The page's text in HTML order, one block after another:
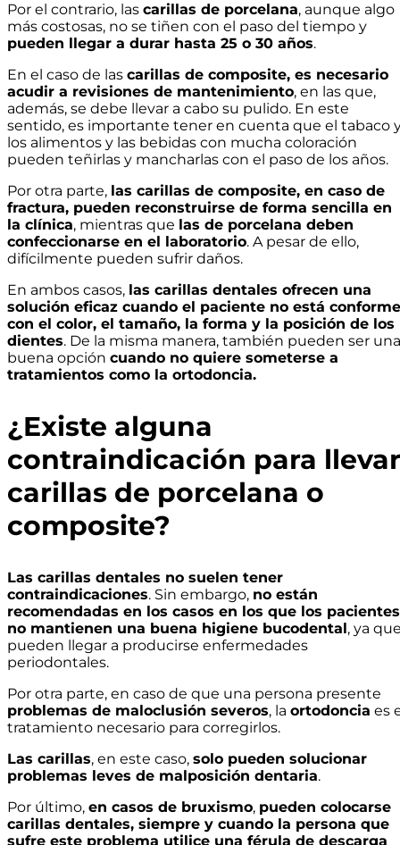
Por el contrario, las carillas de porcelana, aunque algo
más costosas, no se tiñen con el paso del tiempo y
pueden llegar a durar hasta 25 o 30 años.
En el caso de las carillas de composite, es necesario
acudir a revisiones de mantenimiento, en las que,
además, se debe llevar a cabo su pulido. En este
sentido, es importante tener en cuenta que el tabaco
los alimentos y las bebidas con mucha coloración
pueden teñirlas y mancharlas con el paso de los años.
Por otra parte, las carillas de composite, en caso de
fractura, pueden reconstruirse de forma sencilla en
la clínica, mientras que las de porcelana deben
confeccionarse en el laboratorio. A pesar de ello,
difícilmente pueden sufrir daños.
En ambos casos, las carillas dentales ofrecen una
solución eficaz cuando el paciente no está conforme
con el color, el tamaño, la forma y la posición de los
dientes. De la misma manera, también pueden ser una
buena opción cuando no quiere someterse a
tratamientos como la ortodoncia.
¿Existe alguna
contraindicación para llevar
carillas de porcelana o
composite?
Las carillas dentales no suelen tener
contraindicaciones. Sin embargo, no están
recomendadas en los casos en los que los pacientes
no mantienen una buena higiene bucodental, ya
pueden llegar a producirse enfermedades
periodontales.
Por otra parte, en caso de que una persona presente
problemas de maloclusión severos, la ortodoncia es
tratamiento necesario para corregirlos.
Las carillas, en este caso, solo pueden solucionar
problemas leves de malposición dentaria.
Por último, en casos de bruxismo, pueden colocarse
carillas dentales, siempre y cuando la persona que
sufre este problema utilice una férula de descarga